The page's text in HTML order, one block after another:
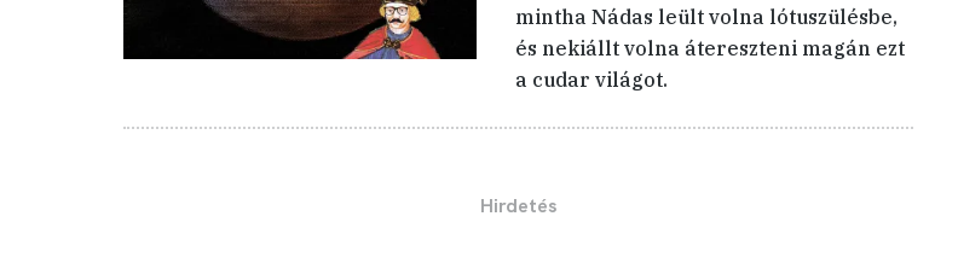
mintha Nádas leült volna lótuszülésbe,
és nekiállt volna átereszteni magán ezt
a cudar világot.